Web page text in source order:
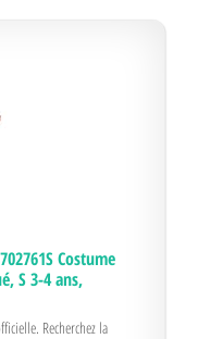
Costume
S 3-4 ans,
Recherchez la